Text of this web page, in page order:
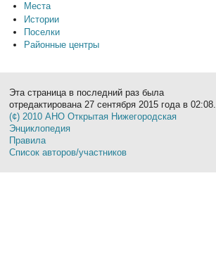
Места
Истории
Поселки
Районные центры
Эта страница в последний раз была
отредактирована 27 сентября 2015 года в 02:08.
(¢) 2010 АНО Открытая Нижегородская
Энциклопедия
Правила
Список авторов/участников